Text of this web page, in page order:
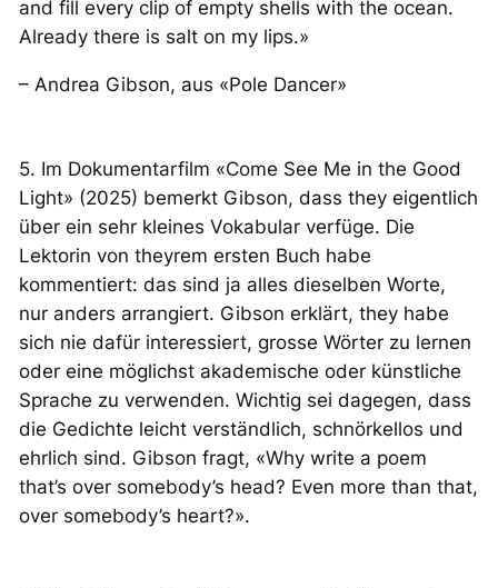
and fill every clip of empty shells with the ocean.
Already there is salt on my lips.»
– Andrea Gibson, aus «Pole Dancer»
5. Im Dokumentarfilm «Come See Me in the Good
Light» (2025) bemerkt Gibson, dass they eigentlich
über ein sehr kleines Vokabular verfüge. Die
Lektorin von theyrem ersten Buch habe
kommentiert: das sind ja alles dieselben Worte,
nur anders arrangiert. Gibson erklärt, they habe
sich nie dafür interessiert, grosse Wörter zu lernen
oder eine möglichst akademische oder künstliche
Sprache zu verwenden. Wichtig sei dagegen, dass
die Gedichte leicht verständlich, schnörkellos und
ehrlich sind. Gibson fragt, «Why write a poem
that’s over somebody’s head? Even more than that,
over somebody’s heart?».